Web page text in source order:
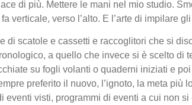
di più. Mettere le mani nel mio studio.
verticale, verso l’alto. E l’arte di impilare
di scatole e cassetti e raccoglitori che si
a quello che invece si è scelto di
su fogli volanti o quaderni iniziati e
preferito il nuovo, l’ignoto, la meta più
eventi visti, programmi di eventi a cui non si